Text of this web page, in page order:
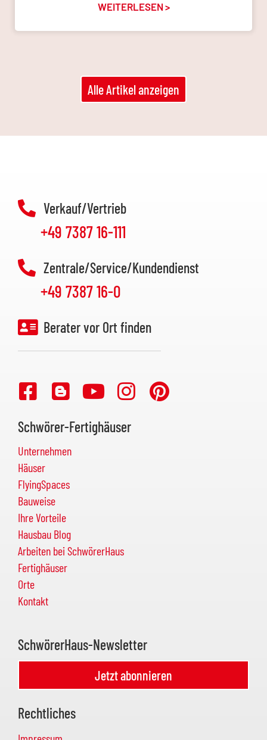
WEITERLESEN >
Alle Artikel anzeigen
Verkauf/Vertrieb
+49 7387 16-111
Zentrale/Service/Kundendienst
+49 7387 16-0
Berater vor Ort finden
Schwörer-Fertighäuser
Unternehmen
Häuser
FlyingSpaces
Bauweise
Ihre Vorteile
Hausbau Blog
Arbeiten bei SchwörerHaus
Fertighäuser
Orte
Kontakt
SchwörerHaus-Newsletter
Jetzt abonnieren
Rechtliches